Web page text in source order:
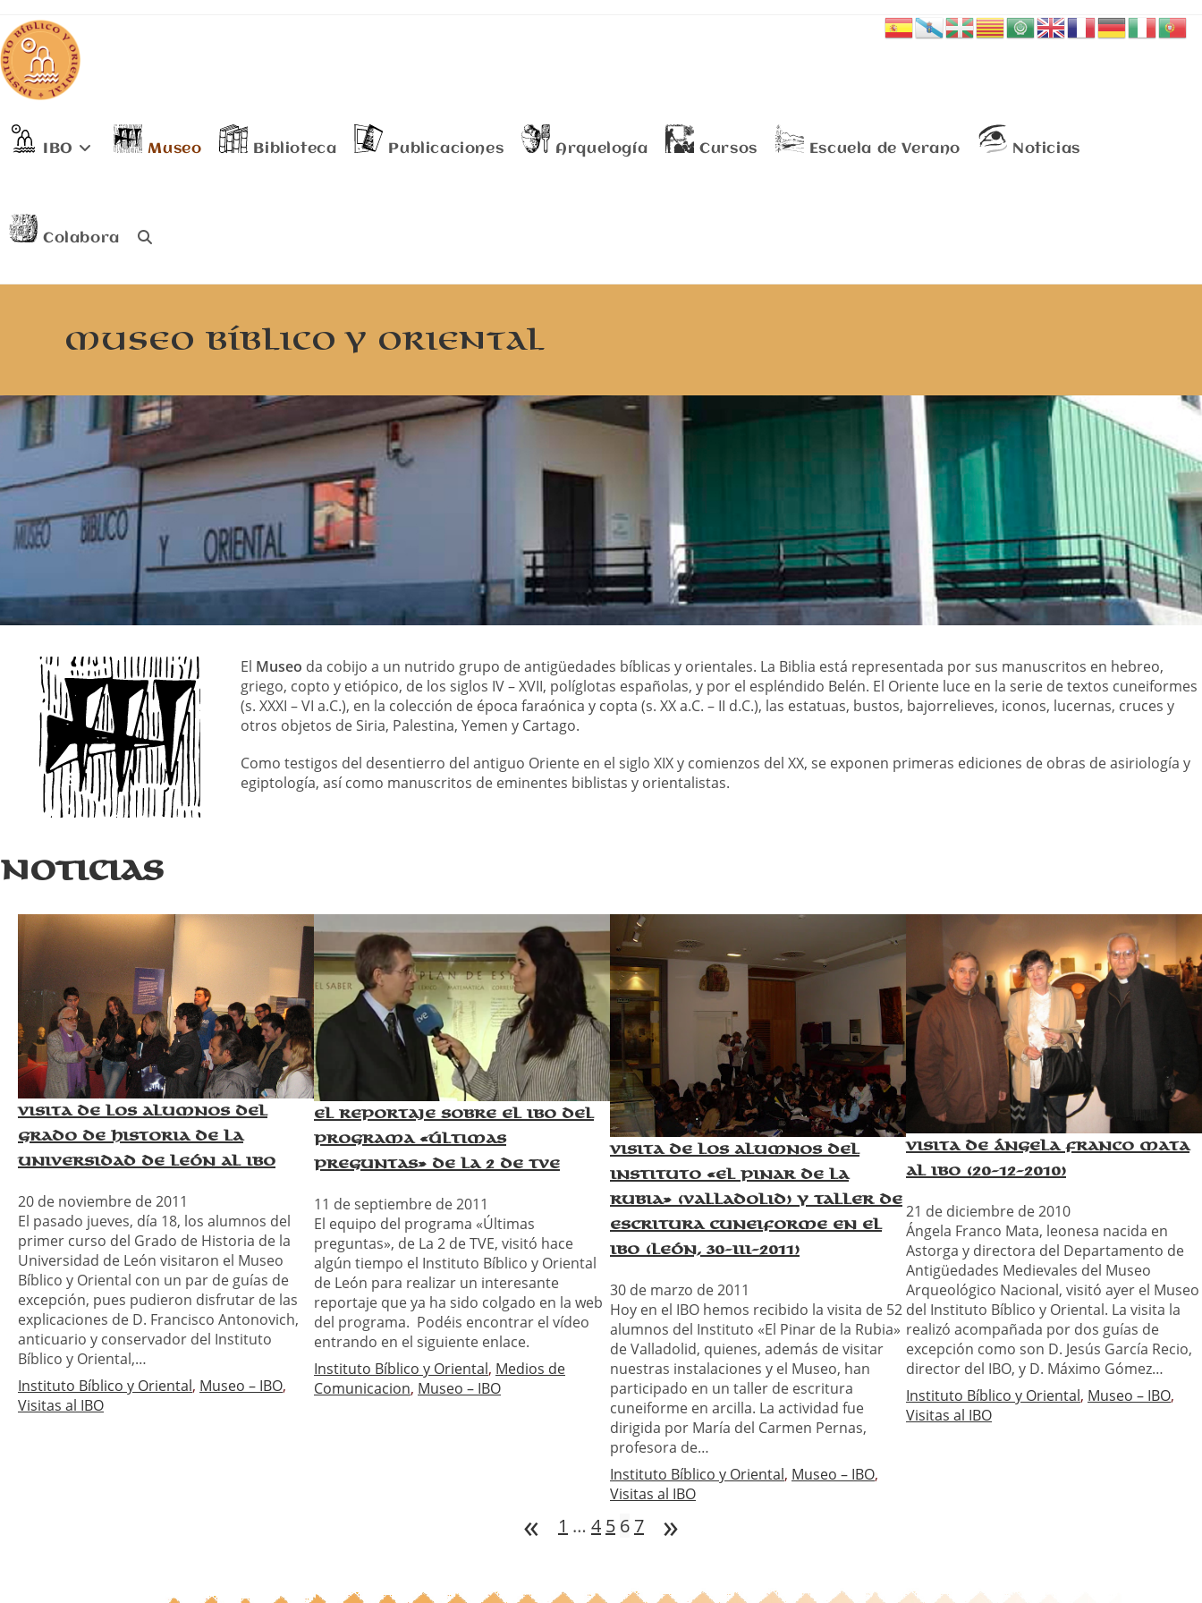
contenido
IBO Museo Biblioteca Publicaciones Arquelogía Cursos Escuela de Verano Noticias
Colabora Alternar
de
la
web
Museo Bíblico y Oriental
El Museo da cobijo a un nutrido grupo de antigüedades bíblicas y orientales. La Biblia está representada por sus manuscritos en hebreo,
griego, copto y etiópico, de los siglos IV – XVII, políglotas españolas, y por el espléndido Belén. El Oriente luce en la serie de textos cuneiformes
(s. XXXI – VI a.C.), en la colección de época faraónica y copta (s. XX a.C. – II d.C.), las estatuas, bustos, bajorrelieves, iconos, lucernas, cruces y
otros objetos de Siria, Palestina, Yemen y Cartago.
Como testigos del desentierro del antiguo Oriente en el siglo XIX y comienzos del XX, se exponen primeras ediciones de obras de asiriología y
egiptología, así como manuscritos de eminentes biblistas y orientalistas.
Noticias
Visita de los alumnos del
grado de Historia de la
Universidad de León al IBO
20 de noviembre de 2011
El pasado jueves, día 18, los alumnos del
primer curso del Grado de Historia de la
Universidad de León visitaron el Museo
Bíblico y Oriental con un par de guías de
excepción, pues pudieron disfrutar de las
explicaciones de D. Francisco Antonovich,
anticuario y conservador del Instituto
Bíblico y Oriental,…
Instituto Bíblico y Oriental, Museo – IBO
Visitas al IBO
El reportaje sobre el IBO del
programa «Últimas
preguntas» de La 2 de TVE
11 de septiembre de 2011
El equipo del programa «Últimas
preguntas», de La 2 de TVE, visitó hace
algún tiempo el Instituto Bíblico y Oriental
de León para realizar un interesante
reportaje que ya ha sido colgado en la web
del programa. Podéis encontrar el vídeo
entrando en el siguiente enlace.
Instituto Bíblico y Oriental, Medios de
Comunicacion, Museo – IBO
Visita de los alumnos del
Instituto «El Pinar de la
Rubia» (Valladolid) y taller de
escritura cuneiforme en el
IBO (León, 30-III-2011)
30 de marzo de 2011
Hoy en el IBO hemos recibido la visita de 52
alumnos del Instituto «El Pinar de la Rubia»
de Valladolid, quienes, además de visitar
nuestras instalaciones y el Museo, han
participado en un taller de escritura
cuneiforme en arcilla. La actividad fue
dirigida por María del Carmen Pernas,
profesora de…
Instituto Bíblico y Oriental, Museo – IBO
Visitas al IBO
Visita de Ángela Franco Mata
al IBO (20-12-2010)
21 de diciembre de 2010
Ángela Franco Mata, leonesa nacida en
Astorga y directora del Departamento de
Antigüedades Medievales del Museo
Arqueológico Nacional, visitó ayer el Museo
del Instituto Bíblico y Oriental. La visita la
realizó acompañada por dos guías de
excepción como son D. Jesús García Recio,
director del IBO, y D. Máximo Gómez…
Instituto Bíblico y Oriental, Museo – IBO
Visitas al IBO
« 1 … 4 5 6 7 »